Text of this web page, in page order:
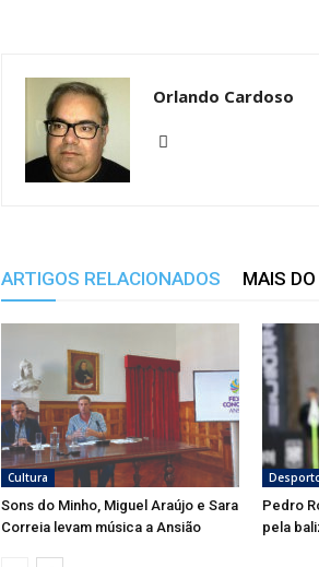
Orlando Cardoso
ARTIGOS RELACIONADOS MAIS
Cultura
Sons do Minho, Miguel Araújo e Sara
Correia levam música a Ansião
Pedro
pela